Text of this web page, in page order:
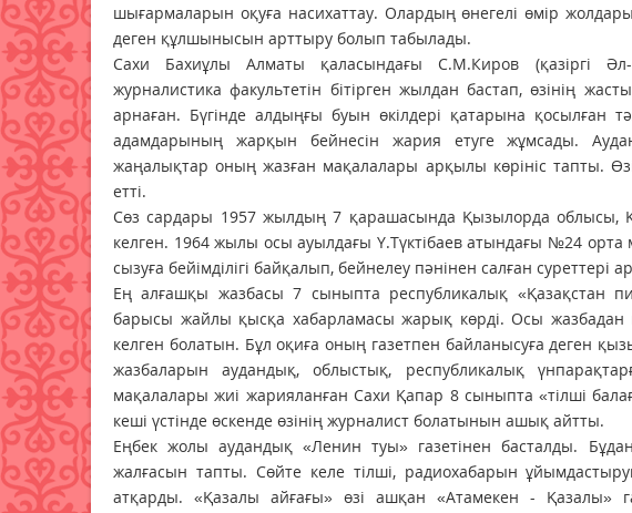
шығармаларын оқуға насихаттау. Олардың өнегелі өмір
деген құлшынысын арттыру болып табылады.
Сахи Бахиұлы Алматы қаласындағы С.М.Киров (қазіргі
журналистика факультетін бітірген жылдан бастап, өзінің
арнаған. Бүгінде алдыңғы буын өкілдері қатарына қосылған
адамдарының жарқын бейнесін жария етуге жұмсады.
жаңалықтар оның жазған мақалалары арқылы көрініс тапты.
етті.
Сөз сардары 1957 жылдың 7 қарашасында Қызылорда облысы,
келген. 1964 жылы осы ауылдағы Ү.Түктібаев атындағы №24
сызуға бейімділігі байқалып, бейнелеу пәнінен салған суреттері
Ең алғашқы жазбасы 7 сыныпта республикалық «Қазақстан
барысы жайлы қысқа хабарламасы жарық көрді. Осы жазбадан
келген болатын. Бұл оқиға оның газетпен байланысуға деген
жазбаларын аудандық, облыстық, республикалық
мақалалары жиі жарияланған Сахи Қапар 8 сыныпта «тілші
кеші үстінде өскенде өзінің журналист болатынын ашық айтты.
Еңбек жолы аудандық «Ленин туы» газетінен басталды.
жалғасын тапты. Сөйте келе тілші, радиохабарын
атқарды. «Қазалы айғағы» өзі ашқан «Атамекен - Қазалы»